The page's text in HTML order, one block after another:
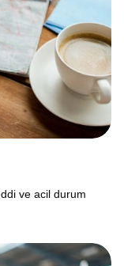
ve acil durum